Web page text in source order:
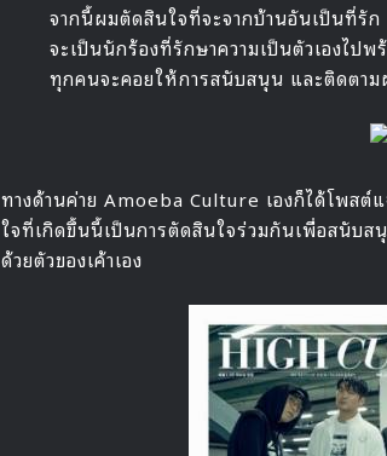
จากนี้ผมตัดสินใจที่จะจากบ้านอันเป็นที่รั
จะเป็นนักร้องที่รักษาความเป็นตัวเองไป
ทุกคนจะคอยให้การสนับสนุน และติดตา
ทางด้านค่าย Amoeba Culture เองก็ได้โพสต์
ใจที่เกิดขึ้นนี้เป็นการตัดสินใจร่วมกันเพื่อสนับส
ด้วยตัวของเค้าเอง